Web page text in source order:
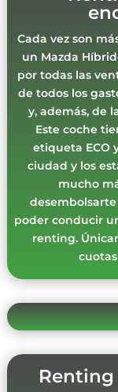
Cada vez son
un Mazda
por todas las
de todos los
y, además, de
Este coche
etiqueta ECO
ciudad y los
mucho
poder conducir
renting.
Renting